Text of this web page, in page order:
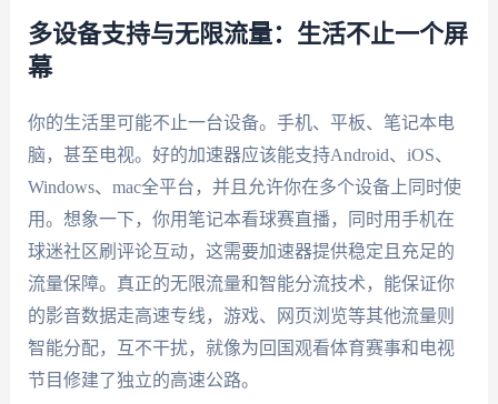
多设备支持与无限流量：生活不止一个屏
幕
你的生活里可能不止一台设备。手机、平板、笔记本电
脑，甚至电视。好的加速器应该能支持Android、iOS、
Windows、mac全平台，并且允许你在多个设备上同时使
用。想象一下，你用笔记本看球赛直播，同时用手机在
球迷社区刷评论互动，这需要加速器提供稳定且充足的
流量保障。真正的无限流量和智能分流技术，能保证你
的影音数据走高速专线，游戏、网页浏览等其他流量则
智能分配，互不干扰，就像为回国观看体育赛事和电视
节目修建了独立的高速公路。